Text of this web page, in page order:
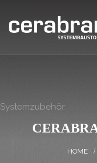
Systemzubehör